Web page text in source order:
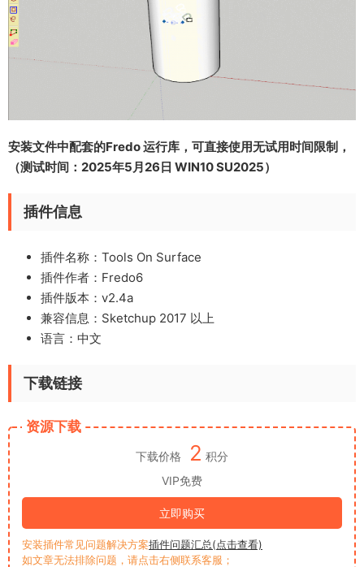
安装文件中配套的Fredo 运行库，可直接使用无试用时间限制，
（测试时间：2025年5月26日 WIN10 SU2025）
插件信息
插件名称：Tools On Surface
插件作者：Fredo6
插件版本：v2.4a
兼容信息：Sketchup 2017 以上
语言：中文
下载链接
资源下载
下载价格 2 积分
VIP免费
立即购买
安装插件常见问题解决方案插件问题汇总(点击查看)
如文章无法排除问题，请点击右侧联系客服；